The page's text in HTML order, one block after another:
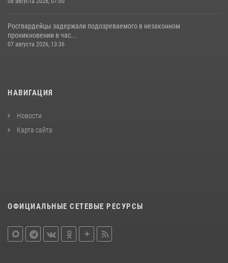
Росгвардейцы задержали подозреваемого в незаконном
проникновении в час...
07 августа 2026, 13:36
НАВИГАЦИЯ
Новости
Карта сайта
ОФИЦИАЛЬНЫЕ СЕТЕВЫЕ РЕСУРСЫ